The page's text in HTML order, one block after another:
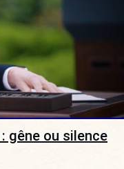
gêne ou silence